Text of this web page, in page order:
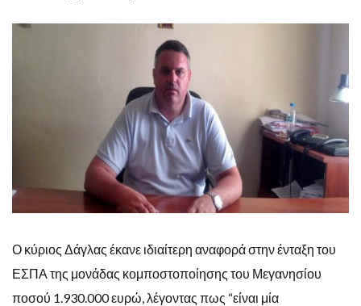
Ο κύριος Δάγλας έκανε ιδιαίτερη αναφορά στην ένταξη του
ΕΣΠΑ της μονάδας κομποστοποίησης του Μεγανησίου
ποσού 1.930.000 ευρώ, λέγοντας πως “είναι μία